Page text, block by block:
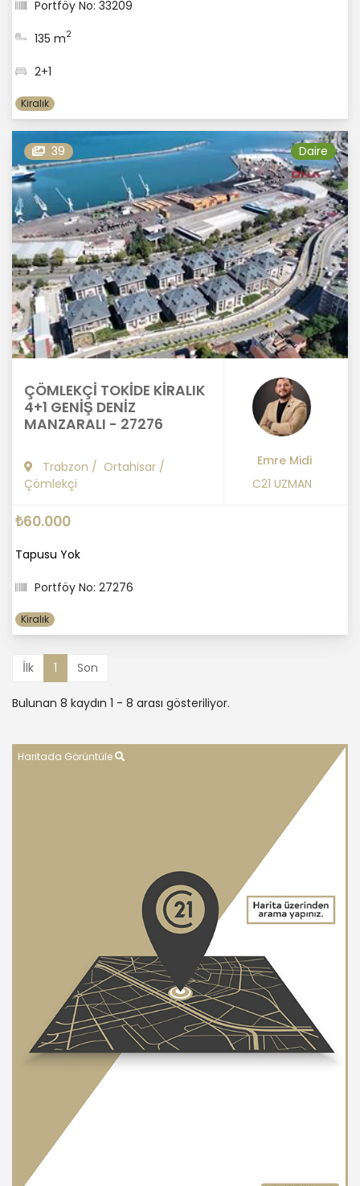
Portföy No: 33209
135 m2
2+1
Kiralık
39 Daire
ÇÖMLEKÇİ TOKİDE KİRALIK
4+1 GENİŞ DENİZ
MANZARALI - 27276
Trabzon / Ortahisar /
Çömlekçi
Emre Midi
C21 UZMAN
₺60.000
Tapusu Yok
Portföy No: 27276
Kiralık
İlk 1 Son
Bulunan 8 kaydın 1 - 8 arası gösteriliyor.
Haritada Görüntüle